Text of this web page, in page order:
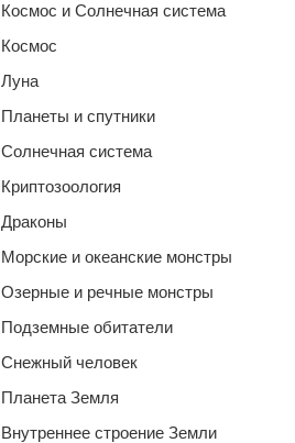
Космос и Солнечная система
Космос
Луна
Планеты и спутники
Солнечная система
Криптозоология
Драконы
Морские и океанские монстры
Озерные и речные монстры
Подземные обитатели
Снежный человек
Планета Земля
Внутреннее строение Земли